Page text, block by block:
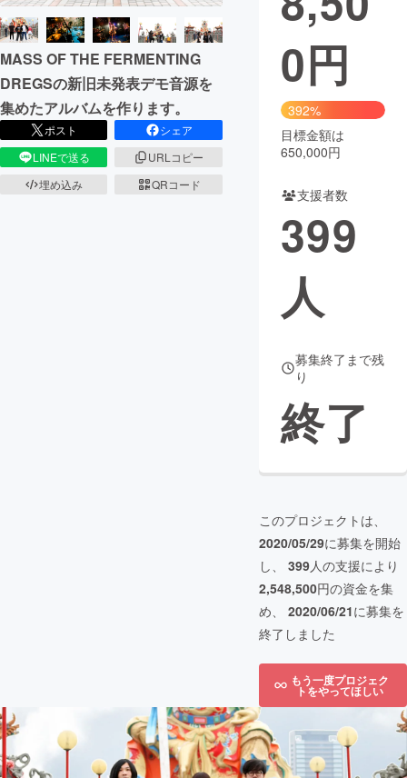
ビジネス・起業 チャレンジ
まちづくり・地域活性化
CAMPFIRE for Social Good CAMPFIRE Creation
CAMPFIREふるさと納税
コミュニティ
MASS OF THE FERMENTING
DREGSの新旧未発表デモ音源を
集めたアルバムを作ります。
ポスト
シェア
LINEで送る
URLコピー
埋め込み
QRコード
0円
392%
目標金額は
650,000円
支援者数
399
人
募集終了まで残
り
終了
このプロジェクトは、
2020/05/29に募集を開始
し、 399人の支援により
2,548,500円の資金を集
め、 2020/06/21に募集を
終了しました
もう一度プロジェク
トをやってほしい